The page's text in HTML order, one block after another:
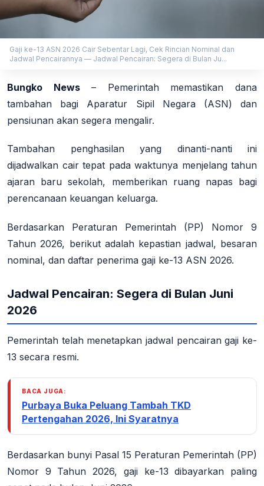
Gaji ke-13 ASN 2026 Cair Sebentar Lagi, Cek Rincian Nominal dan
Jadwal Pencairannya — Jadwal Pencairan: Segera di Bulan Ju...
Bungko News– Pemerintah memastikan dana
tambahan bagi Aparatur Sipil Negara (ASN) dan
pensiunan akan segera mengalir.
Tambahan penghasilan yang dinanti-nanti ini
dijadwalkan cair tepat pada waktunya menjelang tahun
ajaran baru sekolah, memberikan ruang napas bagi
perencanaan keuangan keluarga.
Berdasarkan Peraturan Pemerintah (PP) Nomor 9
Tahun 2026, berikut adalah kepastian jadwal, besaran
nominal, dan daftar penerima gaji ke-13 ASN 2026.
Jadwal Pencairan: Segera di Bulan Juni
2026
Pemerintah telah menetapkan jadwal pencairan gaji ke-
13 secara resmi.
BACA JUGA:
Purbaya Buka Peluang Tambah TKD
Pertengahan 2026, Ini Syaratnya
Berdasarkan bunyi Pasal 15 Peraturan Pemerintah (PP)
Nomor 9 Tahun 2026, gaji ke-13 dibayarkan paling